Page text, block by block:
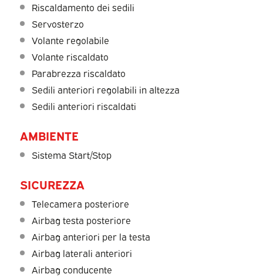
Riscaldamento dei sedili
Servosterzo
Volante regolabile
Volante riscaldato
Parabrezza riscaldato
Sedili anteriori regolabili in altezza
Sedili anteriori riscaldati
AMBIENTE
Sistema Start/Stop
SICUREZZA
Telecamera posteriore
Airbag testa posteriore
Airbag anteriori per la testa
Airbag laterali anteriori
Airbag conducente